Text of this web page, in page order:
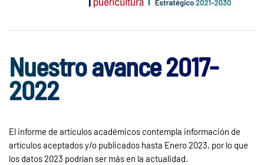
Nuestro avance 2017-
2022
El informe de artículos académicos contempla información de
artículos aceptados y/o publicados hasta Enero 2023, por lo que
los datos 2023 podrían ser más en la actualidad.